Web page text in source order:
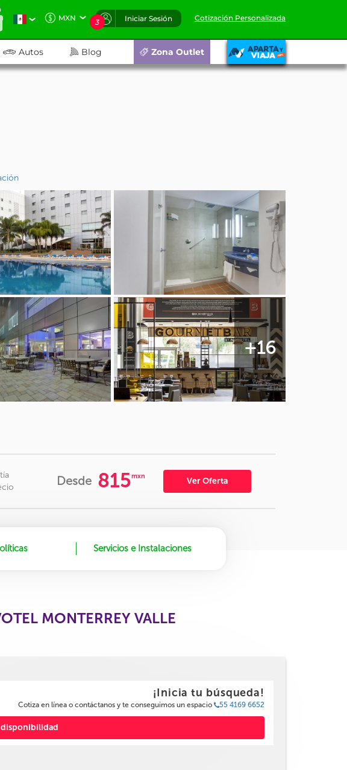
MXN 3 Iniciar Sesión Cotización Personalizada
Autos Blog Zona Outlet
+16
Desde 815mxn Ver Oferta
Servicios e Instalaciones
MONTERREY VALLE
¡Inicia tu búsqueda!
Cotiza en línea o contáctanos y te conseguimos un espacio 55 4169 6652
disponibilidad